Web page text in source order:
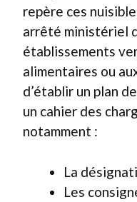
repère ces
arrêté ministériel
établissements
alimentaires ou
d’établir un plan
un cahier des
notamment :
La
Les